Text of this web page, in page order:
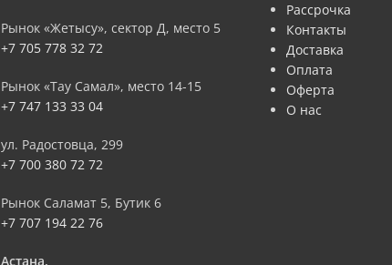
Рынок «Жетысу», сектор Д, место 5
+7 705 778 32 72
Рынок «Тау Самал», место 14-15
+7 747 133 33 04
ул. Радостовца, 299
+7 700 380 72 72
Рынок Саламат 5, Бутик 6
+7 707 194 22 76
Астана.
Рассрочка
Контакты
Доставка
Оплата
Оферта
О нас